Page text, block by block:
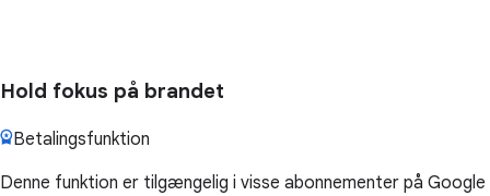
Hold fokus på brandet
Betalingsfunktion
Denne funktion er tilgængelig i visse abonnementer på Google